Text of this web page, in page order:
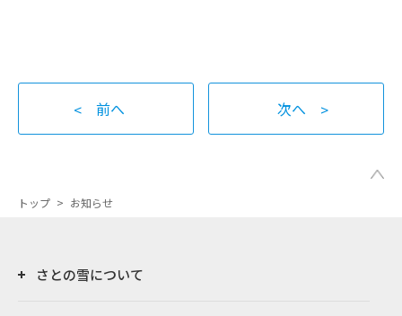
前へ 次へ
トップ > お知らせ
さとの雪について